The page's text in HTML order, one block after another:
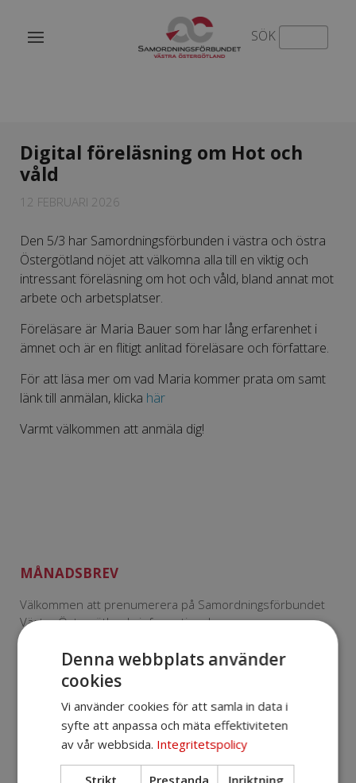
SÖK
Digital föreläsning om Hot och
våld
12 FEBRUARI 2026
Den 5/3 har Samordningsförbunden i västra och östra
Östergötland nöjet att välkomna alla till en viktig och
intressant föreläsning om hot och våld, bland annat mot
arbete och arbetsplatser.
Föreläsare är Maria Bauer som har lång erfarenhet i
ämnet och är en flitigt anlitad föreläsare och författare.
För att läsa mer om vad Maria kommer prata om samt
länk till anmälan, klicka här
Varmt välkommen att anmäla dig!
MÅNADSBREV
Välkommen att prenumerera på Samordningsförbundet
Västra Östergötlands informationsbrev.
Prenumerera
När jag prenumererar samtycker jag till att
samordningsförbundet behandlar mina personuppgifter
för att jag ska kunna få information från förbundet. Hur
Denna webbplats använder
cookies
Vi använder cookies för att samla in data i
syfte att anpassa och mäta effektiviteten
av vår webbsida. Integritetspolicy
Strikt
Prestanda Inriktning